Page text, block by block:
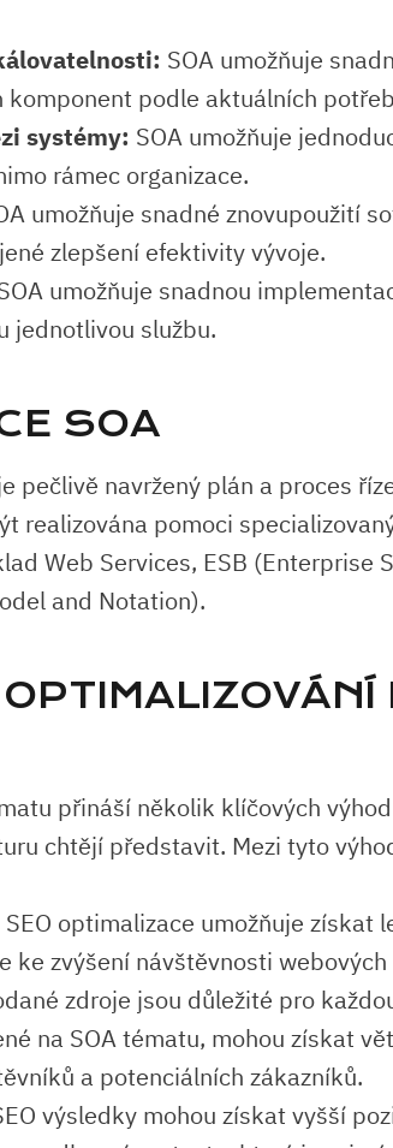
SOA umožňuje
komponent podle aktuálních
systémy: SOA umožňuje
rámec organizace.
umožňuje snadné znovupoužití
zlepšení efektivity vývoje.
umožňuje snadnou
jednotlivou službu.
SOA
pečlivě navržený plán a proces
realizována pomoci
Web Services, ESB (Enterprise
and Notation).
přináší několik klíčových
chtějí představit. Mezi tyto
SEO optimalizace umožňuje získat
ke zvýšení návštěvnosti
zdroje jsou důležité pro
na SOA tématu, mohou získat
a potenciálních zákazníků.
výsledky mohou získat vyšší